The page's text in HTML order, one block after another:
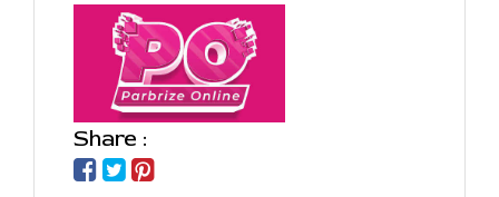
Share :